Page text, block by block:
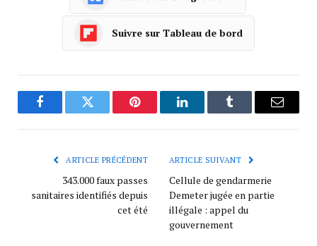
Suivre sur Tableau de bord
FacebookTwitter Pinterest LinkedInTumblr
ARTICLE PRÉCÉDENT
343.000 faux passes
sanitaires identifiés depuis
cet été
ARTICLE SUIVANT
Cellule de gendarmerie
Demeter jugée en partie
illégale : appel du
gouvernement